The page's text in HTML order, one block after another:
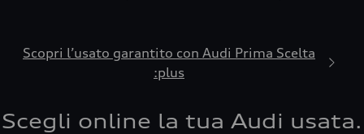
Scopri l’usato garantito con Audi Prima Scelta
:plus
Scegli online la tua Audi usata.